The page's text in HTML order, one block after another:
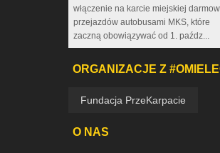
włączenie na karcie miejskiej
przejazdów autobusami MKS, które
zaczną obowiązywać od 1. paźdz...
ORGANIZACJE Z
Fundacja PrzeKarpacie
O NAS